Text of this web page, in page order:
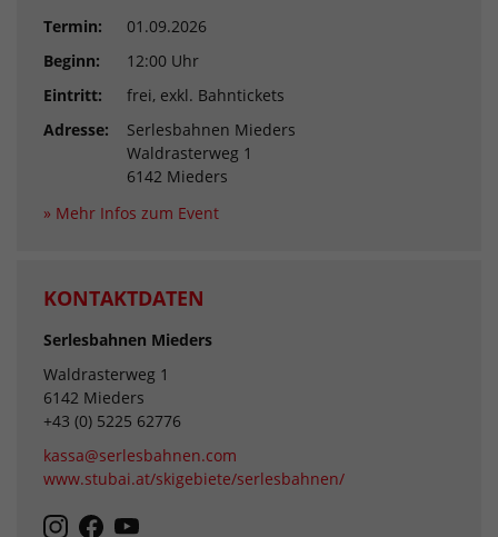
Termin:
01.09.2026
Beginn:
12:00 Uhr
Eintritt:
frei, exkl. Bahntickets
Adresse:
Serlesbahnen Mieders
Waldrasterweg 1
6142 Mieders
» Mehr Infos zum Event
KONTAKTDATEN
Serlesbahnen Mieders
Waldrasterweg 1
6142 Mieders
+43 (0) 5225 62776
kassa@serlesbahnen.com
www.stubai.at/skigebiete/serlesbahnen/